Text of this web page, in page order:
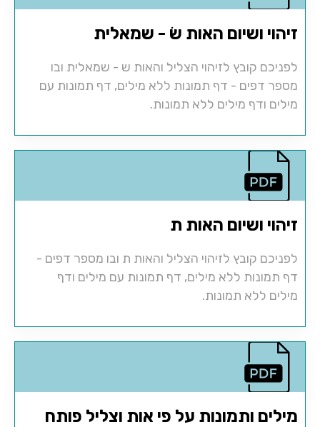
זיהוי ושיום האות שׂ - שמאלית
לפניכם קובץ לזיהוי הצליל והאות ש - שמאלית ובו
מספר דפים - דף תמונות ללא מילים, דף תמונות עם
מילים ודף מילים ללא תמונות.
זיהוי ושיום האות ת
לפניכם קובץ לזיהוי הצליל והאות ת ובו מספר דפים -
דף תמונות ללא מילים, דף תמונות עם מילים ודף
מילים ללא תמונות.
מילים ותמונות על פי אות וצליל פותח